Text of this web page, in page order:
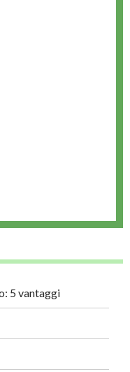
5 vantaggi